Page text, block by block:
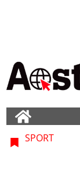
SPORT